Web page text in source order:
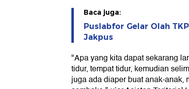
Baca juga:
Puslabfor Gelar Olah
Jakpus
"Apa yang kita dapat sekarang
tidur, tempat tidur, kemudian
juga ada diaper buat anak-anak,